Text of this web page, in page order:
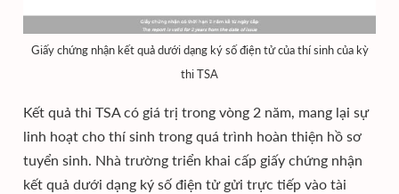
Giấy chứng nhận kết quả dưới dạng ký số điện tử của thí sinh của kỳ
thi TSA
Kết quả thi TSA có giá trị trong vòng 2 năm, mang lại sự
linh hoạt cho thí sinh trong quá trình hoàn thiện hồ sơ
tuyển sinh. Nhà trường triển khai cấp giấy chứng nhận
kết quả dưới dạng ký số điện tử gửi trực tiếp vào tài